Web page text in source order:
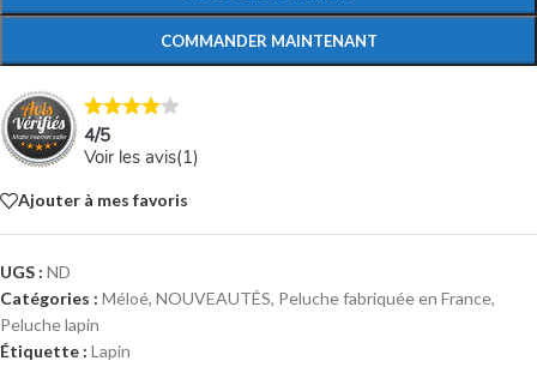
COMMANDER MAINTENANT
4/5
Voir les avis(1)
Ajouter à mes favoris
UGS : ND
Catégories : Méloé, NOUVEAUTÉS, Peluche fabriquée en France,
Peluche lapin
Étiquette : Lapin